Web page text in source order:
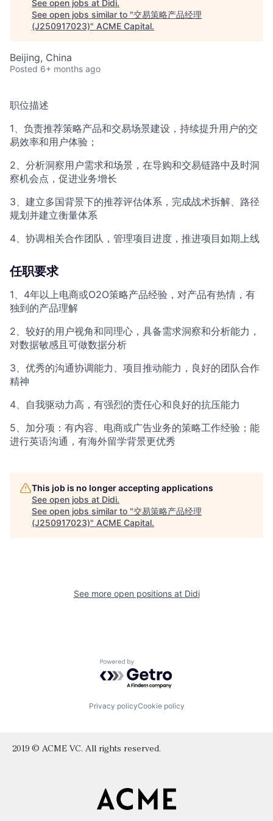
See open jobs at Didi.
See open jobs similar to "交易策略产品经理
(J250917023)" ACME Capital.
Beijing, China
Posted 6+ months ago
职位描述
1、负责推荐策略产品和交易场景建设，持续提升用户的交
易效率和用户体验；
2、分析洞察用户需求和场景，在导购和交易链路中及时洞
察机会点，促进业务增长
3、建立多国背景下的推荐评估体系，完成战术拆解、路径
规划并建立衡量体系
4、协调相关合作团队，管理项目进度，推进项目如期上线
任职要求
1、4年以上电商或O2O策略产品经验，对产品有热情，有
独到的产品理解
2、较好的用户视角和同理心，具备需求洞察和分析能力，
对数据敏感且可做数据分析
3、优秀的沟通协调能力、项目推动能力，良好的团队合作
精神
4、自我驱动力高，有强烈的责任心和良好的抗压能力
5、加分项：有内容、电商或广告业务的策略工作经验；能
进行英语沟通，有海外留学背景更优秀
This job is no longer accepting applications
See open jobs at Didi.
See open jobs similar to "交易策略产品经理
(J250917023)" ACME Capital.
See more open positions at Didi
Powered by Getro.com
Privacy policyCookie policy
2019 © ACME VC. All rights reserved.